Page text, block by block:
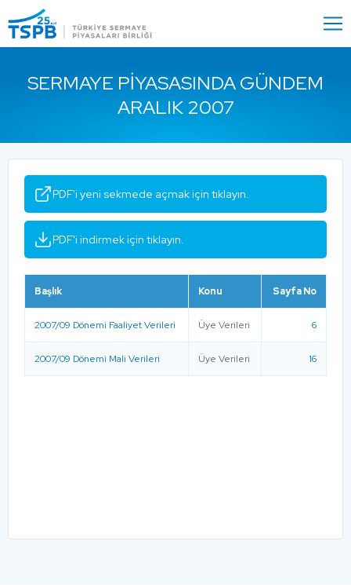
Close
SERMAYE PIYASASINDA GÜNDEM
ARALIK 2007
PDF'i yeni sekmede açmak için tıklayın.
PDF'i indirmek için tıklayın.
Başlık Konu Sayfa No
2007/09 Dönemi Faaliyet Verileri Üye Verileri 6
2007/09 Dönemi Mali Verileri Üye Verileri 16